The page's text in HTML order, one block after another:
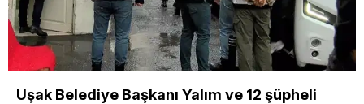
Uşak Belediye Başkanı Yalım ve 12 şüpheli